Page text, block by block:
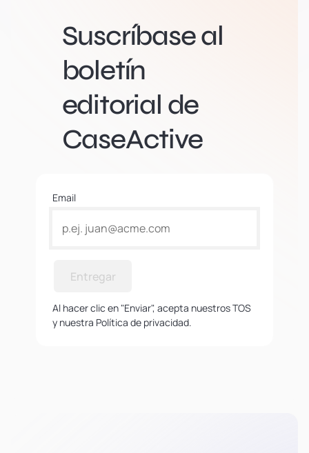
Suscríbase al
boletín
editorial de
CaseActive
Email
Entregar
Al hacer clic en "Enviar", acepta nuestros TOS
y nuestra Política de privacidad.